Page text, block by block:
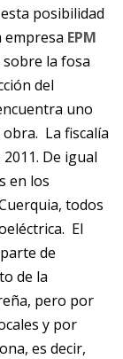
posibilidad
empresa EPM
la fosa
del
uno
La fiscalía
De igual
en los
todos
El
de
de la
pero por
y por
es decir,